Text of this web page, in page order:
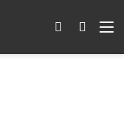
Пошук
Switch skin